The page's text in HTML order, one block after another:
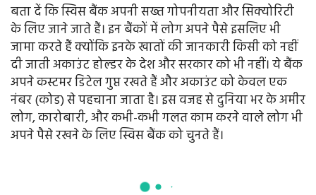
बता दें कि स्विस बैंक अपनी सख्त गोपनीयता और सिक्योरिटी
के लिए जाने जाते हैं। इन बैंकों में लोग अपने पैसे इसलिए भी
जामा करते हैं क्योंकि इनके खातों की जानकारी किसी को नहीं
दी जाती अकाउंट होल्डर के देश और सरकार को भी नहीं। ये बैंक
अपने कस्टमर डिटेल गुप्त रखते हैं और अकाउंट को केवल एक
नंबर (कोड) से पहचाना जाता है। इस वजह से दुनिया भर के अमीर
लोग, कारोबारी, और कभी-कभी गलत काम करने वाले लोग भी
अपने पैसे रखने के लिए स्विस बैंक को चुनते हैं।